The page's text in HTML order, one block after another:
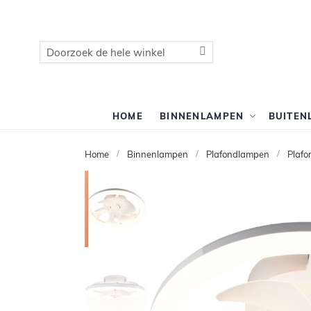
Zoek
HOME BINNENLAMPEN
Home Binnenlampen Plafondlampen
naar
het
einde
de
gallerij